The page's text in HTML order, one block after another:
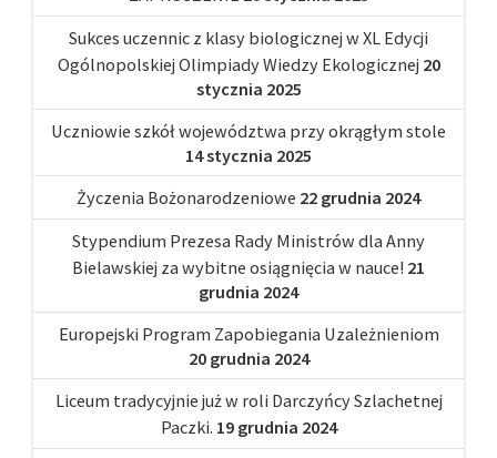
Sukces uczennic z klasy biologicznej w XL Edycji
Ogólnopolskiej Olimpiady Wiedzy Ekologicznej 20
stycznia 2025
Uczniowie szkół województwa przy okrągłym stole
14 stycznia 2025
Życzenia Bożonarodzeniowe 22 grudnia 2024
Stypendium Prezesa Rady Ministrów dla Anny
Bielawskiej za wybitne osiągnięcia w nauce! 21
grudnia 2024
Europejski Program Zapobiegania Uzależnieniom
20 grudnia 2024
Liceum tradycyjnie już w roli Darczyńcy Szlachetnej
Paczki. 19 grudnia 2024